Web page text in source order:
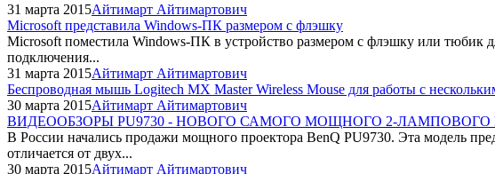
31 марта 2015Айтимарт Айтимартович
Microsoft представила Windows-ПК размером с флэшку
Microsoft поместила Windows-ПК в устройство размером с флэшку или
подключения...
31 марта 2015Айтимарт Айтимартович
Беспроводная мышь Logitech MX Master Wireless Mouse для работы с
30 марта 2015Айтимарт Айтимартович
ВИДЕООБЗОРЫ PU9730 - НОВОГО САМОГО МОЩНОГО 2-
В России начались продажи мощного проектора BenQ PU9730. Эта модель
отличается от двух...
30 марта 2015Айтимарт Айтимартович